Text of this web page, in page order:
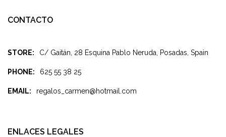
CONTACTO
STORE: C/ Gaitán, 28 Esquina Pablo Neruda, Posadas, Spain
PHONE: 625 55 38 25
EMAIL: regalos_carmen@hotmail.com
ENLACES LEGALES